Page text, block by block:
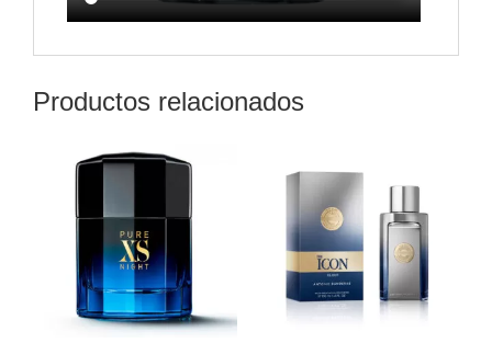
Productos relacionados